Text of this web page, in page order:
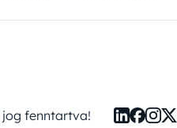
fenntartva!